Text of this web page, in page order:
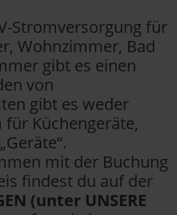
Stromversorgung für
Wohnzimmer, Bad
gibt es einen
von
gibt es weder
Küchengeräte,
mit der Buchung
findest du auf der
(unter UNSERE